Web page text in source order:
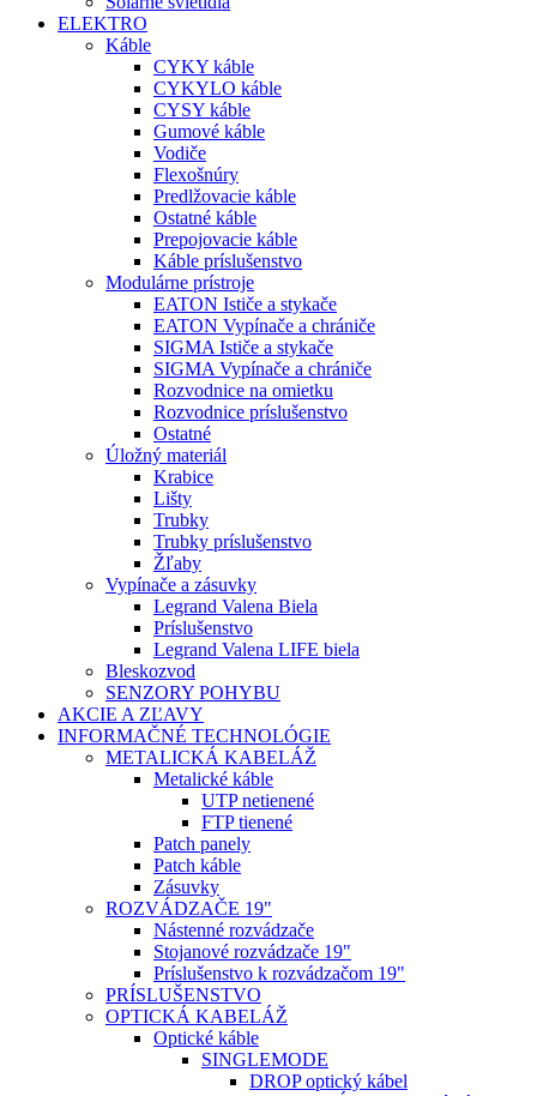
ELEKTRO
Káble
CYKY káble
CYKYLO káble
CYSY káble
Gumové káble
Vodiče
Flexošnúry
Predlžovacie káble
Ostatné káble
Prepojovacie káble
Káble príslušenstvo
Modulárne prístroje
EATON Ističe a stykače
EATON Vypínače a chrániče
SIGMA Ističe a stykače
SIGMA Vypínače a chrániče
Rozvodnice na omietku
Rozvodnice príslušenstvo
Ostatné
Úložný materiál
Krabice
Lišty
Trubky
Trubky príslušenstvo
Žľaby
Vypínače a zásuvky
Legrand Valena Biela
Príslušenstvo
Legrand Valena LIFE biela
Bleskozvod
SENZORY POHYBU
AKCIE A ZĽAVY
INFORMAČNÉ TECHNOLÓGIE
METALICKÁ KABELÁŽ
Metalické káble
UTP netienené
FTP tienené
Patch panely
Patch káble
Zásuvky
ROZVÁDZAČE 19"
Nástenné rozvádzače
Stojanové rozvádzače 19"
Príslušenstvo k rozvádzačom 19"
PRÍSLUŠENSTVO
OPTICKÁ KABELÁŽ
Optické káble
SINGLEMODE
DROP optický kábel